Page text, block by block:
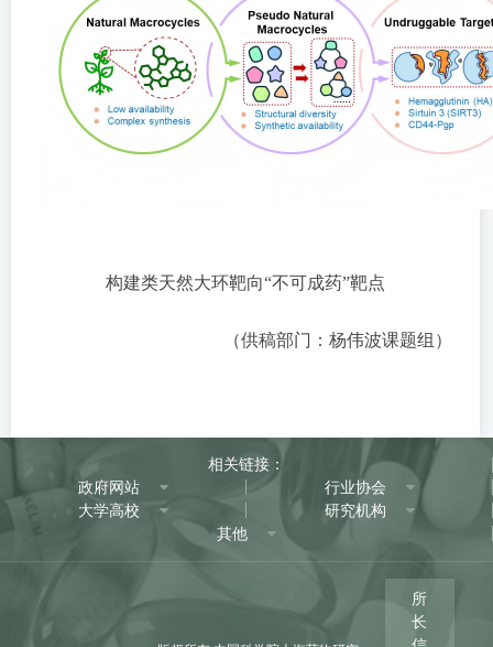
构建类天然大环靶向“不可成药”靶点
（供稿部门：杨伟波课题组）
相关链接：
政府网站
行业协会
大学高校
研究机构
其他
所
长